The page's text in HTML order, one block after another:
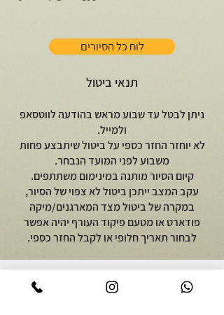
לוח כל הסיורים
תנאי ביטול
ניתן לבטל עד שבוע מראש בהודעה לווטסאפ
ולמייל.
לא יוחזר החזר כספי על ביטול שיתבצע פחות
משבוע לפני המועד הנבחר.
קיום הסיור מותנה במינימום משתתפים.
עקב המצב ייתכן ביטול לא צפוי של הסיור,
במקרה של ביטול מצד המארגנים/מיקה
פודארט או מטעם פיקוד העורף יהיה אפשר
לבחור תאריך חלופי או לקבל החזר כספי.